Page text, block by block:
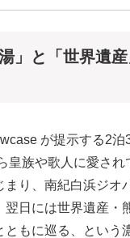
湯」と「世界遺
が提示する2泊
皇族や歌人に愛され
り、南紀白浜ジオ
翌日には世界遺産・
もに巡る、という